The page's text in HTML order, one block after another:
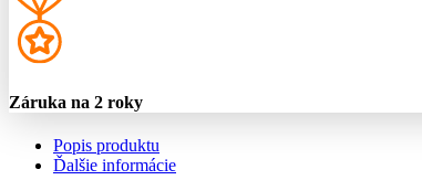
Záruka na 2 roky
Popis produktu
Ďalšie informácie